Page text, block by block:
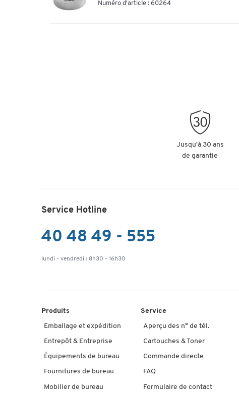
Numéro d'article : 60264
Jusqu'à 30 ans
de garantie
Service Hotline
40 48 49 - 555
lundi - vendredi : 8h30 - 16h30
Produits
Emballage et expédition
Entrepôt & Entreprise
Équipements de bureau
Fournitures de bureau
Mobilier de bureau
Service
Aperçu des n° de tél.
Cartouches & Toner
Commande directe
FAQ
Formulaire de contact